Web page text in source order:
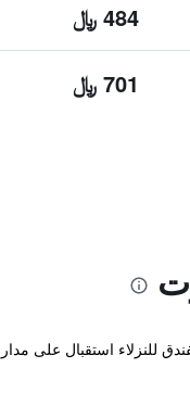
484 ﷼
701 ﷼
للغاية. كما يقدم هذا الفندق